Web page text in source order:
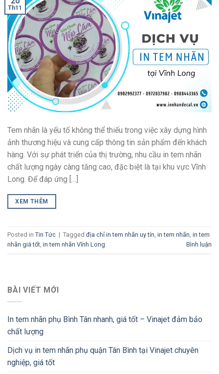
Th11
Tem nhãn là yếu tố không thể thiếu trong việc xây dựng hình
ảnh thương hiệu và cung cấp thông tin sản phẩm đến khách
hàng. Với sự phát triển của thị trường, nhu cầu in tem nhãn
chất lượng ngày càng tăng cao, đặc biệt là tại khu vực Vĩnh
Long. Để đáp ứng […]
XEM THÊM
Posted in Tin Tức | Tagged địa chỉ in tem nhãn uy tín, in tem nhãn, in tem
nhãn giá tốt, in tem nhãn Vĩnh Long Bình luận
BÀI VIẾT MỚI
In tem nhãn phụ Bình Tân nhanh, giá tốt – Vinajet đảm bảo
chất lượng
Dịch vụ in tem nhãn phụ quận Tân Bình tại Vinajet chuyên
nghiệp, giá tốt